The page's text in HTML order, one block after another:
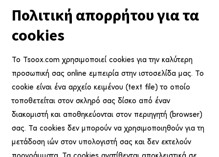
Πολιτική απορρήτου για τα
cookies
Το Tsoox.com χρησιμοποιεί cookies για την καλύτερη
προσωπική σας online εμπειρία στην ιστοσελίδα μας. Το
cookie είναι ένα αρχείο κειμένου (text file) το οποίο
τοποθετείται στον σκληρό σας δίσκο από έναν
διακομιστή και αποθηκεύονται στον περιηγητή (browser)
σας. Τα cookies δεν μπορούν να χρησιμοποιηθούν για τη
μετάδοση ιών στον υπολογιστή σας και δεν εκτελούν